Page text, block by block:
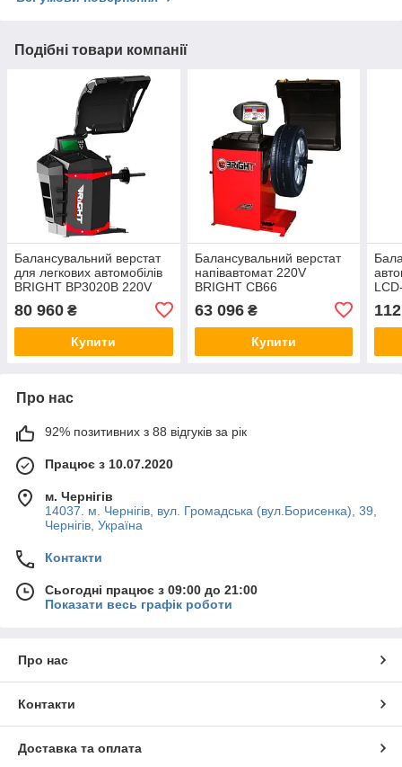
Подібні товари компанії
Балансувальний верстат
для легкових автомобілів
BRIGHT BP3020B 220V
80 960 ₴
Купити
Балансувальний верстат
напівавтомат 220V
BRIGHT CB66
63 096₴
Купити
Про нас
92% позитивних з 88 відгуків за рік
Працює з 10.07.2020
м. Чернігів
14037. м. Чернігів, вул. Громадська (вул.Борисенка), 39,
Чернігів, Україна
Контакти
Сьогодні працює з 09:00 до 21:00
Показати весь графік роботи
Про нас
Контакти
Доставка та оплата